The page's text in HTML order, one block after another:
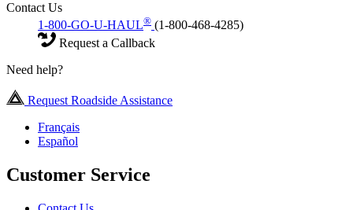
Contact Us
1-800-GO-U-HAUL® (1-800-468-4285)
Request a Callback
Need help?
Request Roadside Assistance
Français
Español
Customer Service